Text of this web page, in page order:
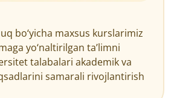
bo‘yicha maxsus kurslarimiz
yo‘naltirilgan ta’limni
talabalari akademik va
samarali rivojlantirish